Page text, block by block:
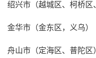
绍兴市（越城区、柯桥区
金华市（金东区，义乌）
舟山市（定海区、普陀区